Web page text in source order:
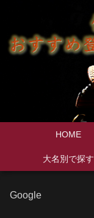
HOME
大名別で探す
Google